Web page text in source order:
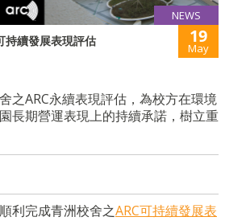
NEWS
持續發展表現評估 19
May
之ARC永續表現評估，為校方在環境
長期營運表現上的持續承諾，樹立重
利完成青洲校舍之ARC可持續發展表